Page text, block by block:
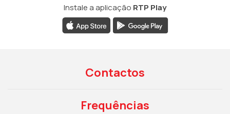
Instale a aplicação RTP Play
Contactos
Frequências